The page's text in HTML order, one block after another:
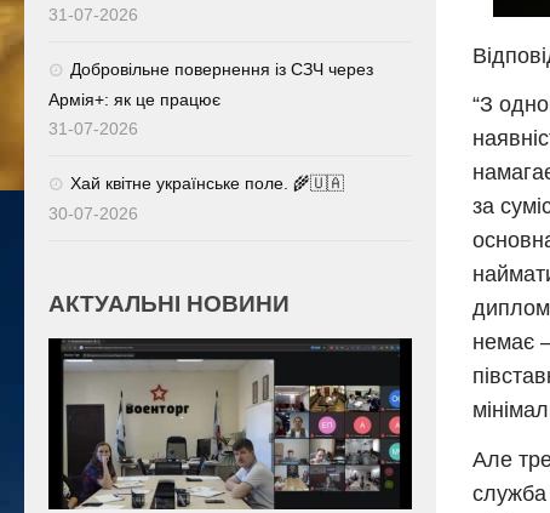
“З
за
немає
Але
служба
31-07-2026
Добровільне повернення із СЗЧ через
Армія+: як це працює
31-07-2026
Хай квітне українське поле. 🌾🇺🇦
30-07-2026
АКТУАЛЬНІ НОВИНИ